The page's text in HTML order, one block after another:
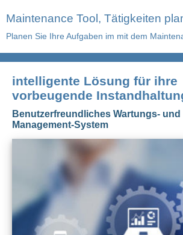
Maintenance Tool, Tätigkeiten
Planen Sie Ihre Aufgaben im mit dem
intelligente Lösung für ihre
vorbeugende
Benutzerfreundliches Wartungs-
Management-System